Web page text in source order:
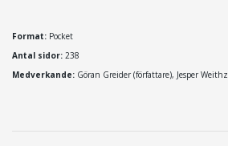
Format: Pocket
Antal sidor: 238
Medverkande: Göran Greider (författare), Jesper Weithz